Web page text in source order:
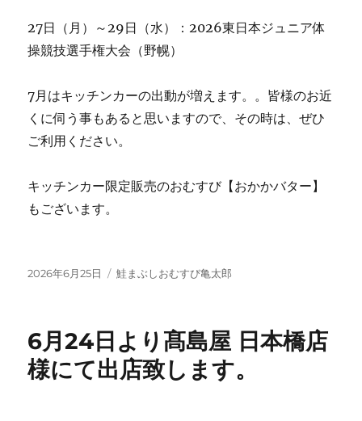
27日（月）～29日（水）：2026東日本ジュニア体
操競技選手権大会（野幌）
7月はキッチンカーの出動が増えます。。皆様のお近
くに伺う事もあると思いますので、その時は、ぜひ
ご利用ください。
キッチンカー限定販売のおむすび【おかかバター】
もございます。
投
2026年6月25日
カ
ー
鮭まぶしおむすび亀太郎
6月24日より髙島屋 日本橋店
様にて出店致します。